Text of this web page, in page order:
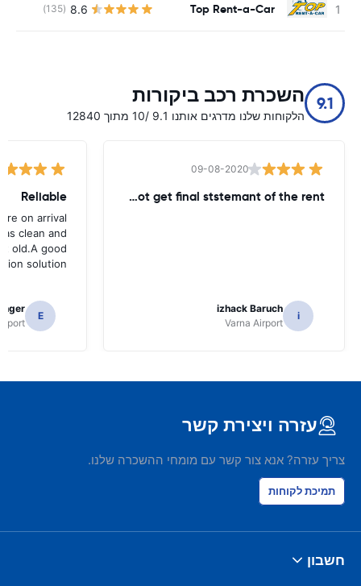
Top Rent-a-Car
8.6
(135)
9.1 השכרת רכב ביקורות
הלקוחות שלנו מדרגים אותנו 9.1 /10 מתוך 12840
09-08-2020
until today - did not get final ststemant of the rent !!
i
izhack Baruch
Varna Airport
Reliable
on arrival
clean and
old.A good
solution
E
עזרה ויצירת קשר
צריך עזרה? אנא צור קשר עם מומחי ההשכרה שלנו.
תמיכת לקוחות
חשבון